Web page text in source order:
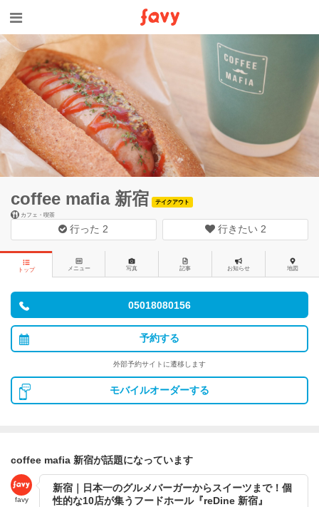
coffee mafia 新宿
テイクアウト
カフェ・喫茶
行った 2 行きたい 2
トップ メニュー 写真 記事 お知らせ 地図
05018080156
予約する
外部予約サイトに遷移します
モバイルオーダーする
coffee mafia 新宿が話題になっています
favy
新宿｜日本一のグルメバーガーからスイーツまで！個
性的な10店が集うフードホール『reDine 新宿』